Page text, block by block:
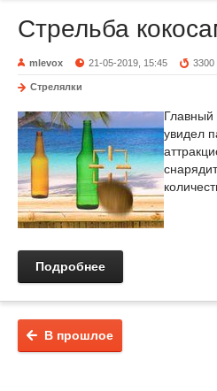
Стрельба
mlevox 21-05-2019, 15:45 3300
Стрелялки
Главный
увидел
Подробнее
В прошлое